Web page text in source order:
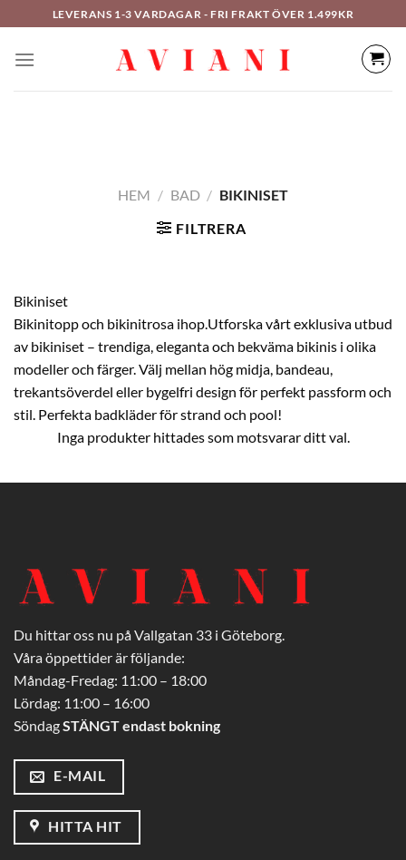
till
innehåll
LEVERANS 1-3 VARDAGAR - FRI FRAKT ÖVER 1.499KR
HEM / BAD / BIKINISET
FILTRERA
Bikiniset
Bikinitopp och bikinitrosa ihop.Utforska vårt exklusiva utbud
av bikiniset – trendiga, eleganta och bekväma bikinis i olika
modeller och färger. Välj mellan hög midja, bandeau,
trekantsöverdel eller bygelfri design för perfekt passform och
stil. Perfekta badkläder för strand och pool!
Inga produkter hittades som motsvarar ditt val.
Du hittar oss nu på Vallgatan 33 i Göteborg.
Våra öppettider är följande:
Måndag-Fredag: 11:00 – 18:00
Lördag: 11:00 – 16:00
SöndagSTÄNGT endast bokning
E-MAIL
HITTA HIT